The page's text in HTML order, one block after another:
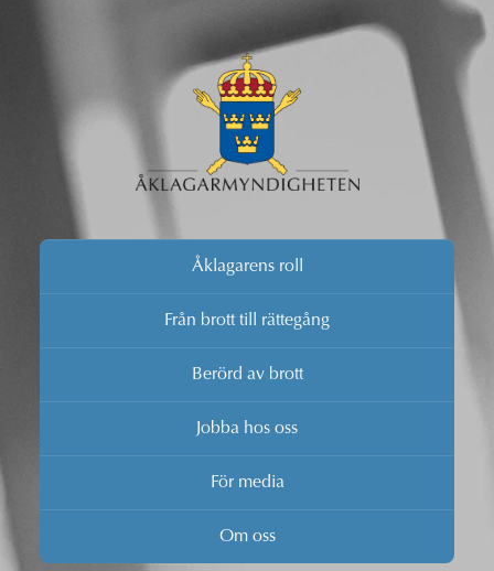
Åklagarens roll
Från brott till rättegång
Berörd av brott
Jobba hos oss
För media
Om oss